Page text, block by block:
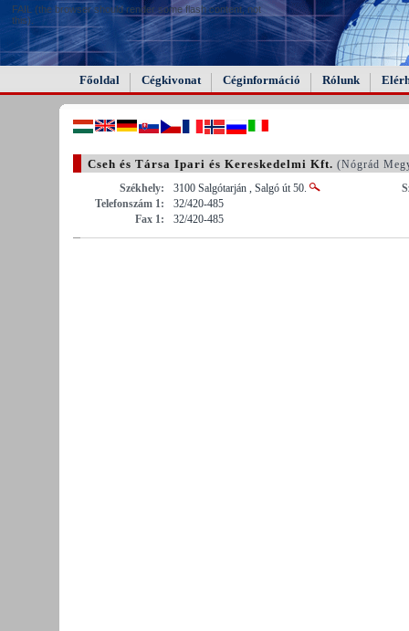
FAIL (the browser should render some flash content, not
this).
Főoldal Cégkivonat Céginformáció Rólunk
Cseh és Társa Ipari és Kereskedelmi Kft. (Nógrád
Székhely:
3100 Salgótarján , Salgó út 50.
Telefonszám 1:
32/420-485
Fax 1:
32/420-485